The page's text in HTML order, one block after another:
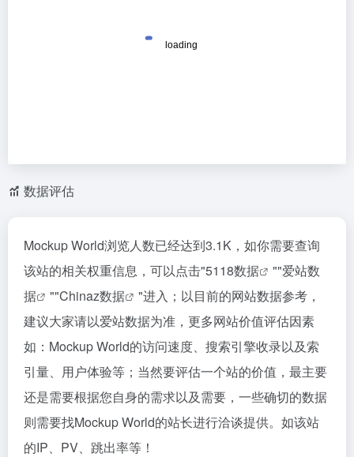
数据评估
Mockup World浏览人数已经达到3.1K，如你需要查询
该站的相关权重信息，可以点击"5118数据 ""爱站数
据
""Chinaz数据
"进入；以目前的网站数据参考，
建议大家请以爱站数据为准，更多网站价值评估因素
如：Mockup World的访问速度、搜索引擎收录以及索
引量、用户体验等；当然要评估一个站的价值，最主要
还是需要根据您自身的需求以及需要，一些确切的数据
则需要找Mockup World的站长进行洽谈提供。如该站
的IP、PV、跳出率等！